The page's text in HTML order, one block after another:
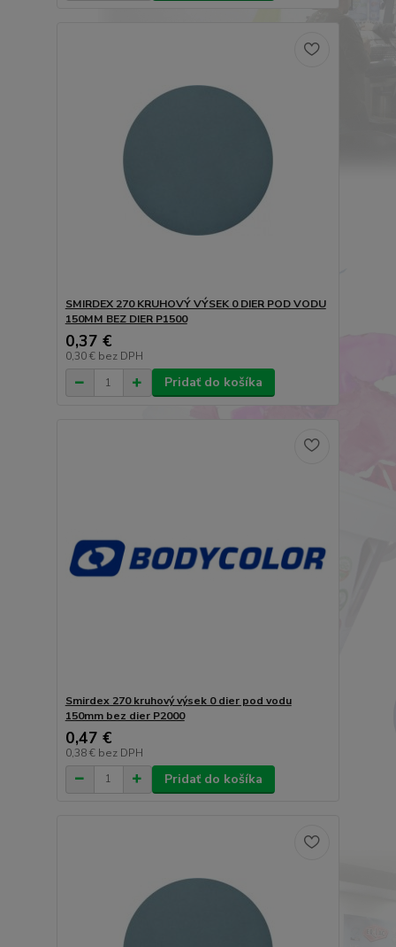
SMIRDEX 270 KRUHOVÝ VÝSEK 0 DIER POD VODU
150MM BEZ DIER P1500
0,37 €
0,30 € bez DPH
Pridať do košíka
Smirdex 270 kruhový výsek 0 dier pod vodu
150mm bez dier P2000
0,47 €
0,38 € bez DPH
Pridať do košíka